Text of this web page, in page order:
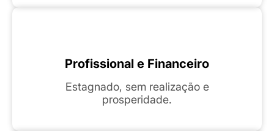
Profissional e Financeiro
Estagnado, sem realização e
prosperidade.